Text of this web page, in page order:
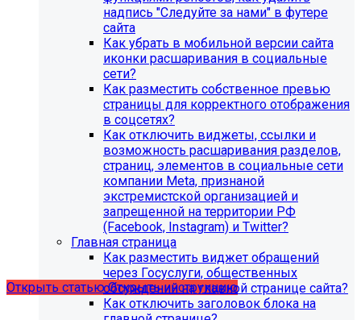
С 1 февраля 2023 года ограничена
поддержка продуктов 1С-Битрикс на
PHP версии ниже 8.0. Рекомендуемая
версия PHP - 8.1 и выше
Открыть статьюОткрыть инструкцию
надпись "Следуйте за нами" в футере
сайта
Как убрать в мобильной версии сайта
иконки расшаривания в социальные
сети?
Как разместить собственное превью
страницы для корректного отображения
в соцсетях?
Как отключить виджеты, ссылки и
возможность расшаривания разделов,
страниц, элементов в социальные сети
компании Meta, признаной
экстремистской организацией и
запрещенной на территории РФ
(Facebook, Instagram) и Twitter?
Главная страница
Как разместить виджет обращений
через Госуслуги, общественных
обсуждений на главной странице сайта?
Как отключить заголовок блока на